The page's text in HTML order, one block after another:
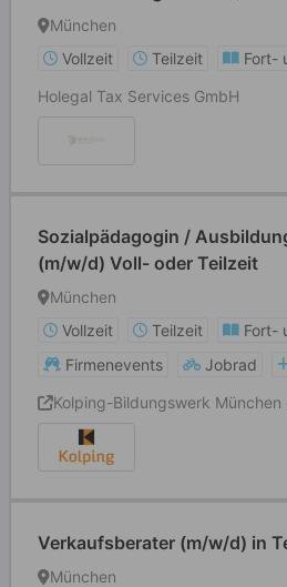
München
Vollzeit
Teilzeit
Fort-
Holegal Tax Services GmbH
Sozialpädagogin /
(m/w/d) Voll- oder Teilzeit
München
Vollzeit
Teilzeit
Fort-
Firmenevents
Jobrad
Kolping-Bildungswerk
Verkaufsberater (m/w/d) in
München